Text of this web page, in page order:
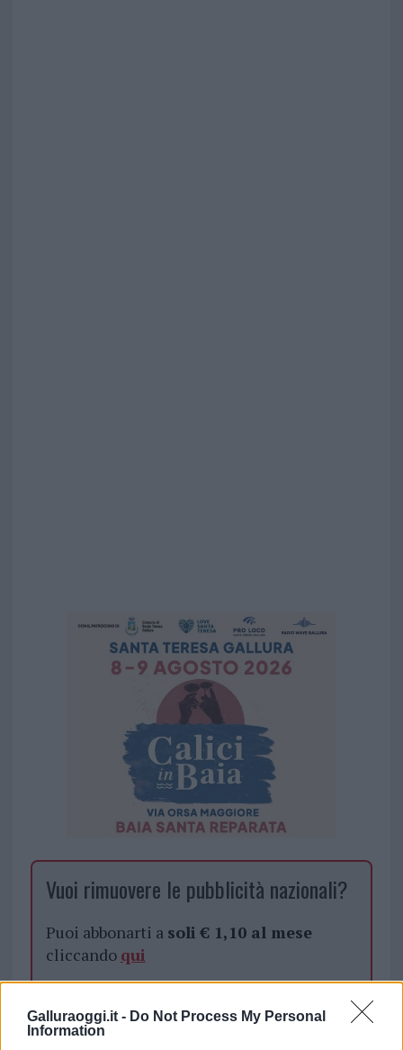
Galluraoggi.it - Do Not Process My Personal
Information
Vuoi rimuovere le pubblicità nazionali?
Puoi abbonarti a soli € 1,10 al mese
cliccando qui
Sei già abbonato?